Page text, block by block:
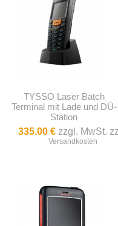
TYSSO Laser Batch
Terminal mit Lade und DÜ-
Station
335.00 € zzgl. MwSt.
Versandkosten